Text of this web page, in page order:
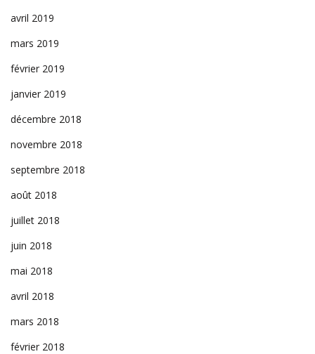
avril 2019
mars 2019
février 2019
janvier 2019
décembre 2018
novembre 2018
septembre 2018
août 2018
juillet 2018
juin 2018
mai 2018
avril 2018
mars 2018
février 2018